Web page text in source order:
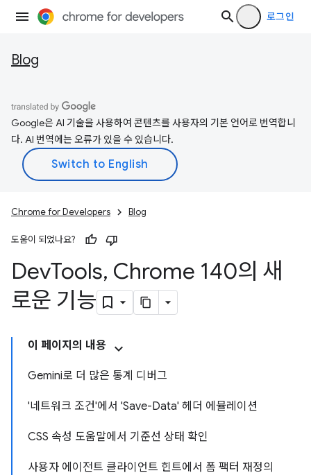
로그인
Blog
Google은 AI 기술을 사용하여 콘텐츠를 사용자의 기본 언어로 번역합니
다. AI 번역에는 오류가 있을 수 있습니다.
Chrome for Developers Blog
도움이 되었나요?
DevTools, Chrome 140의 새
로운 기능
이 페이지의 내용
Gemini로 더 많은 통계 디버그
'네트워크 조건'에서 'Save-Data' 헤더 에뮬레이션
CSS 속성 도움말에서 기준선 상태 확인
사용자 에이전트 클라이언트 힌트에서 폼 팩터 재정의